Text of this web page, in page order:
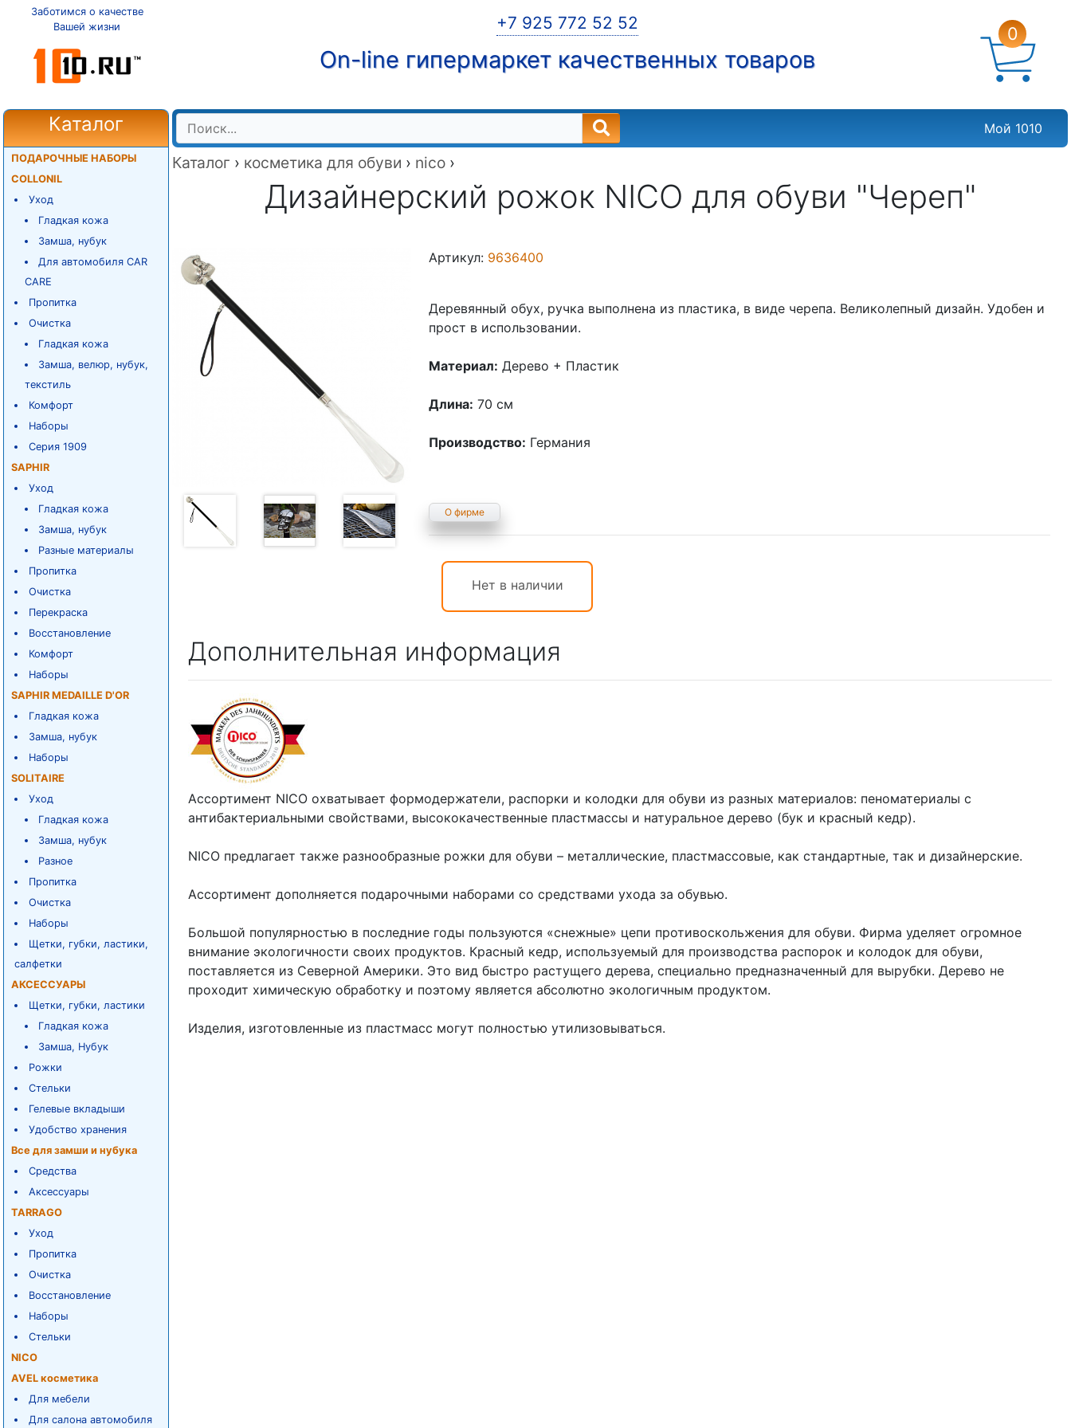
Заботимся о качестве
Вашей жизни
+7 925 772 52 52
On-line гипермаркет качественных товаров
0
Каталог
ПОДАРОЧНЫЕ НАБОРЫ
COLLONIL
Уход
Гладкая кожа
Замша, нубук
Для автомобиля CAR
CARE
Пропитка
Очистка
Гладкая кожа
Замша, велюр, нубук,
текстиль
Комфорт
Наборы
Серия 1909
SAPHIR
Уход
Гладкая кожа
Замша, нубук
Разные материалы
Пропитка
Очистка
Перекраска
Восстановление
Комфорт
Наборы
SAPHIR MEDAILLE D'OR
Гладкая кожа
Замша, нубук
Наборы
SOLITAIRE
Уход
Гладкая кожа
Замша, нубук
Разное
Пропитка
Очистка
Наборы
Щетки, губки, ластики,
салфетки
АКСЕССУАРЫ
Щетки, губки, ластики
Гладкая кожа
Замша, Нубук
Рожки
Стельки
Гелевые вкладыши
Удобство хранения
Все для замши и нубука
Средства
Аксессуары
TARRAGO
Уход
Пропитка
Очистка
Восстановление
Наборы
Стельки
NICO
AVEL косметика
Для мебели
Для салона автомобиля
Мой 1010
Каталог › косметика для обуви › nico ›
Дизайнерский рожок NICO для обуви "Череп"
Артикул: 9636400
Деревянный обух, ручка выполнена из пластика, в виде черепа. Великолепный дизайн. Удобен и
прост в использовании.
Материал: Дерево + Пластик
Длина: 70 см
Производство: Германия
О фирме
Нет в наличии
Дополнительная информация
Ассортимент NICO охватывает формодержатели, распорки и колодки для обуви из разных материалов: пеноматериалы с
антибактериальными свойствами, высококачественные пластмассы и натуральное дерево (бук и красный кедр).
NICO предлагает также разнообразные рожки для обуви – металлические, пластмассовые, как стандартные, так и дизайнерские.
Ассортимент дополняется подарочными наборами со средствами ухода за обувью.
Большой популярностью в последние годы пользуются «снежные» цепи противоскольжения для обуви. Фирма уделяет огромное
внимание экологичности своих продуктов. Красный кедр, используемый для производства распорок и колодок для обуви,
поставляется из Северной Америки. Это вид быстро растущего дерева, специально предназначенный для вырубки. Дерево не
проходит химическую обработку и поэтому является абсолютно экологичным продуктом.
Изделия, изготовленные из пластмасс могут полностью утилизовываться.